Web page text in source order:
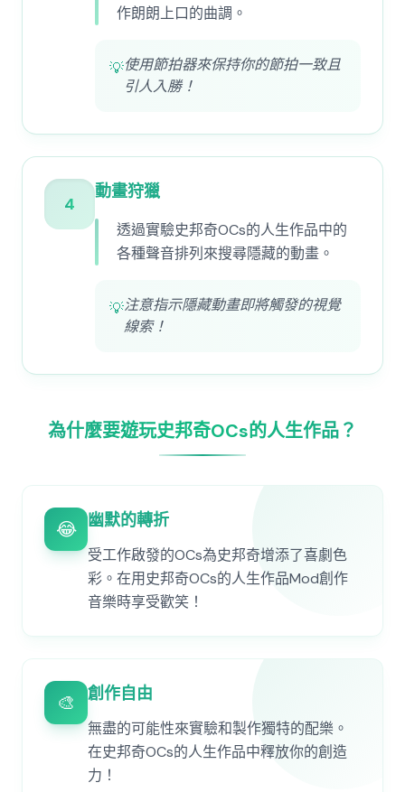
作朗朗上口的曲調。
💡使用節拍器來保持你的節拍一致且
引人入勝！
4
動畫狩獵
透過實驗史邦奇OCs的人生作品中的
各種聲音排列來搜尋隱藏的動畫。
💡注意指示隱藏動畫即將觸發的視覺
線索！
為什麼要遊玩史邦奇OCs的人生作品？
😂 幽默的轉折
受工作啟發的OCs為史邦奇增添了喜劇色
彩。在用史邦奇OCs的人生作品Mod創作
音樂時享受歡笑！
🎨 創作自由
無盡的可能性來實驗和製作獨特的配樂。
在史邦奇OCs的人生作品中釋放你的創造
力！